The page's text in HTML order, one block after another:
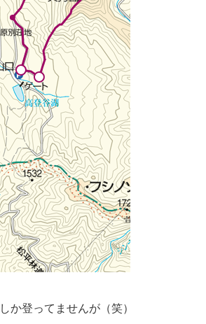
か登ってませんが（笑）